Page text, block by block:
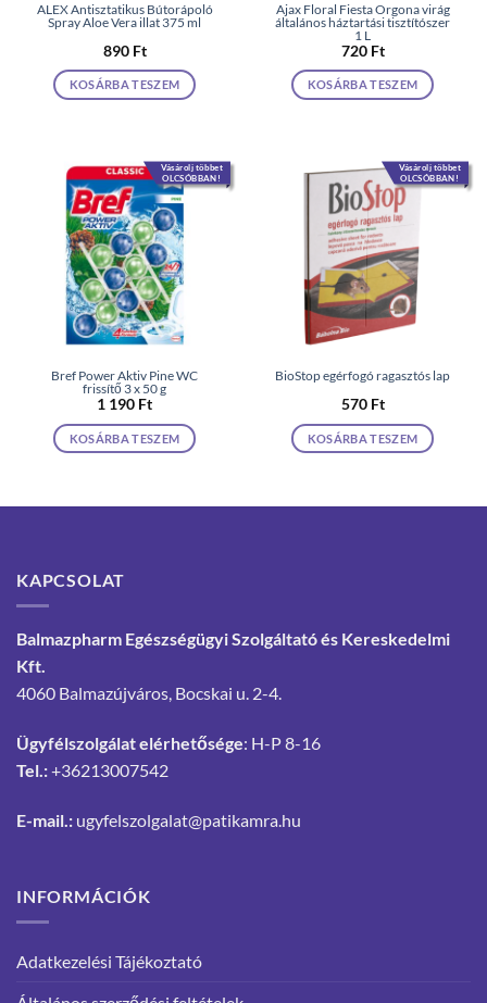
ALEX Antisztatikus Bútorápoló
Spray Aloe Vera illat 375 ml
890 Ft
KOSÁRBA TESZEM
Ajax Floral Fiesta Orgona virág
általános háztartási tisztítószer
1 L
720 Ft
KOSÁRBA TESZEM
Vásárolj többet
OLCSÓBBAN!
Bref Power Aktiv Pine WC
frissítő 3 x 50 g
1 190 Ft
KOSÁRBA TESZEM
Vásárolj többet
OLCSÓBBAN!
BioStop egérfogó ragasztós lap
570 Ft
KOSÁRBA TESZEM
KAPCSOLAT
Balmazpharm Egészségügyi Szolgáltató és Kereskedelmi
Kft.
4060 Balmazújváros, Bocskai u. 2-4.
Ügyfélszolgálat elérhetősége: H-P 8-16
Tel.:+36213007542
E-mail.: ugyfelszolgalat@patikamra.hu
INFORMÁCIÓK
Adatkezelési Tájékoztató